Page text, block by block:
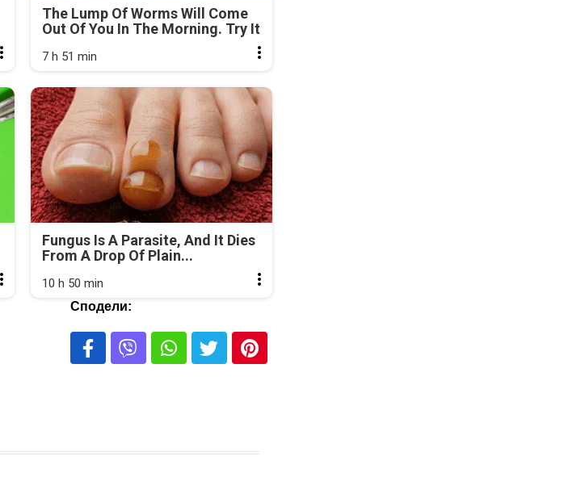
The Lump Of Worms Will Come
Out Of You In The Morning. Try It
7 h 51 min
Fungus Is A Parasite, And It Dies
From A Drop Of Plain...
10 h 50 min
Сподели: